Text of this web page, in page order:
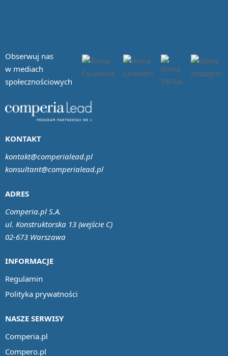
Obserwuj nas
w mediach
społecznościowych
INFORMACJE
Regulamin
Polityka prywatności
NASZE SERWISY
Comperia.pl
Compero.pl
ADRES
Comperia.pl S.A.
ul. Konstruktorska 13 (wejście C)
02-673 Warszawa
KONTAKT
kontakt@comperialead.pl
konsultant@comperialead.pl